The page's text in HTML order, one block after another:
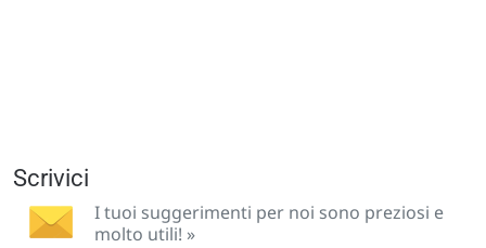
Scrivici
I tuoi suggerimenti per noi sono preziosi e
molto utili! »